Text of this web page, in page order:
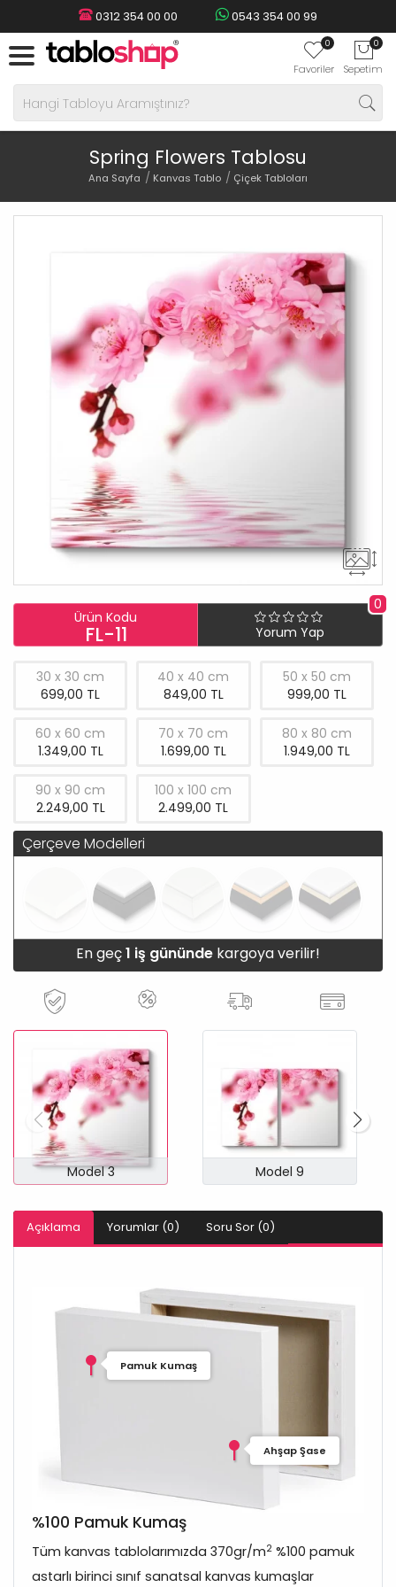
0312 354 00 00 0543 354 00 99
0
Favoriler
0
Sepetim
Spring Flowers Tablosu
Ana Sayfa Kanvas Tablo Çiçek Tabloları
Ürün Kodu
FL-11
0
Yorum Yap
30 x 30 cm
699,00 TL
40 x 40 cm
849,00 TL
50 x 50 cm
999,00 TL
60 x 60 cm
1.349,00 TL
70 x 70 cm
1.699,00 TL
80 x 80 cm
1.949,00 TL
90 x 90 cm
2.249,00 TL
100 x 100 cm
2.499,00 TL
Çerçeve Modelleri
En geç1 iş gününde kargoya verilir!
Model 3 Model 9
Açıklama Yorumlar (0) Soru Sor (0)
Pamuk Kumaş
Ahşap Şase
%100 Pamuk Kumaş
Tüm kanvas tablolarımızda 370gr/m2 %100 pamuk
astarlı birinci sınıf sanatsal kanvas kumaşlar